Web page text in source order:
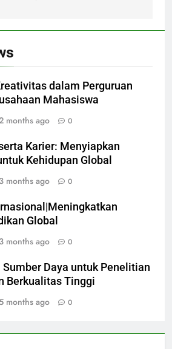
dalam Perguruan
Mahasiswa
months ago 0
Karier: Menyiapkan
Kehidupan Global
3 months ago 0
Global
3 months ago 0
Daya untuk Penelitian
Berkualitas Tinggi
months ago 0